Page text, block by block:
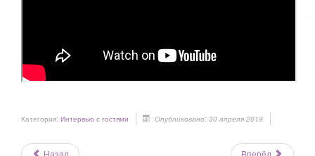
Категория: Интервью с гостями Опубликовано: 30 апреля 2019